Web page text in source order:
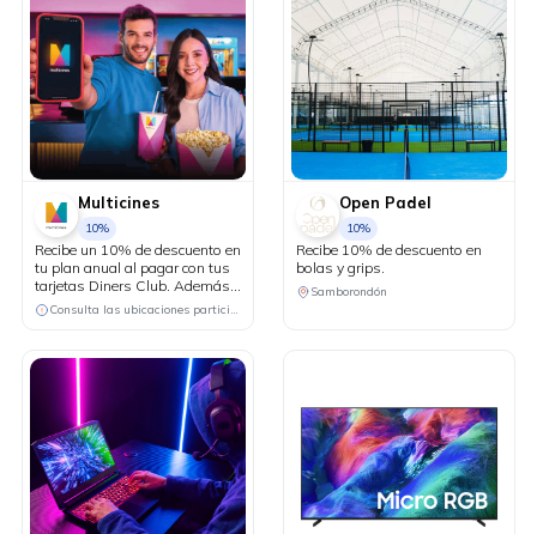
Multicines
10%
Recibe un 10% de descuento en
tu plan anual al pagar con tus
tarjetas Diners Club. Además,
participa en el sorteo de la
devolución del valor de tu
nivel nacional.
Consulta las ubicaciones participantes
Open Padel
10%
Recibe 10% de descuento en
bolas y grips.
Samborondón